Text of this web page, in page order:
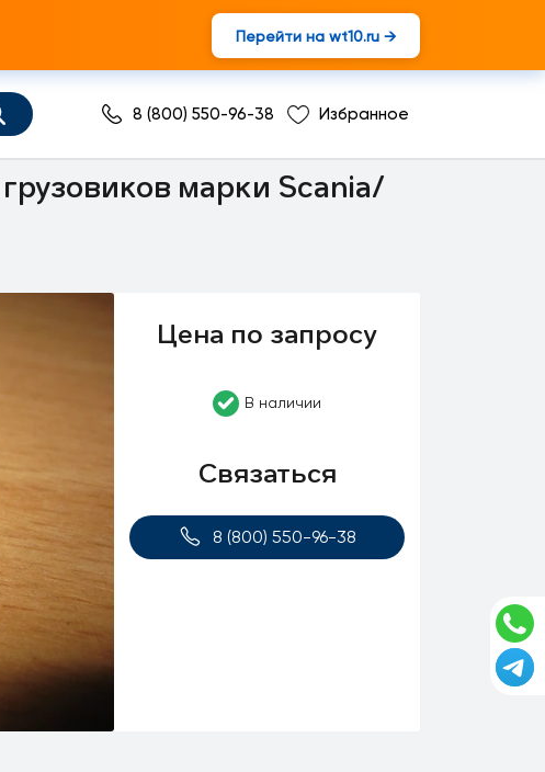
Перейти на wt10.ru →
8 (800) 550-96-38 Избранное
марки Scania/
Цена по запросу
В наличии
Связаться
8 (800) 550-96-38